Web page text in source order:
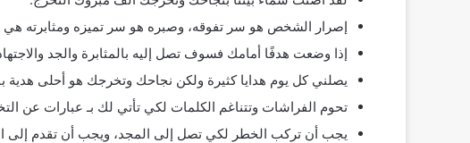
إصرار الشخص هو سر تفوقه، وصبره هو سر تميزه ومثابرته
إذا وضعت هدفًا أمامك فسوف تصل إليه بالمثابرة والجد
يصلني كل يوم هدايا كثيرة ولكن نجاحك وتخرجك هو أحلى هدية
تحوم الفراشات وتتناغم الكلمات لكي تأتي لك بـ عبارات عن
يجب أن تركب الخطر لكي تصل إلى المجد، ويجب أن تقدم إلى